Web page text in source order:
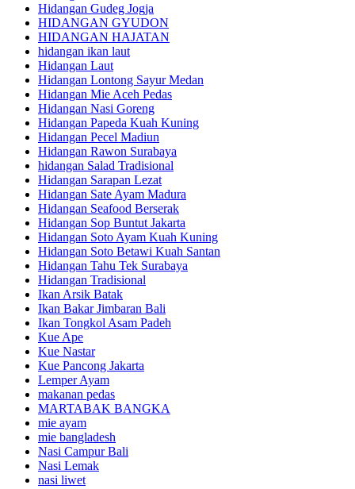
Hidangan Gudeg Jogja
HIDANGAN GYUDON
HIDANGAN HAJATAN
hidangan ikan laut
Hidangan Laut
Hidangan Lontong Sayur Medan
Hidangan Mie Aceh Pedas
Hidangan Nasi Goreng
Hidangan Papeda Kuah Kuning
Hidangan Pecel Madiun
Hidangan Rawon Surabaya
hidangan Salad Tradisional
Hidangan Sarapan Lezat
Hidangan Sate Ayam Madura
Hidangan Seafood Berserak
Hidangan Sop Buntut Jakarta
Hidangan Soto Ayam Kuah Kuning
Hidangan Soto Betawi Kuah Santan
Hidangan Tahu Tek Surabaya
Hidangan Tradisional
Ikan Arsik Batak
Ikan Bakar Jimbaran Bali
Ikan Tongkol Asam Padeh
Kue Ape
Kue Nastar
Kue Pancong Jakarta
Lemper Ayam
makanan pedas
MARTABAK BANGKA
mie ayam
mie bangladesh
Nasi Campur Bali
Nasi Lemak
nasi liwet